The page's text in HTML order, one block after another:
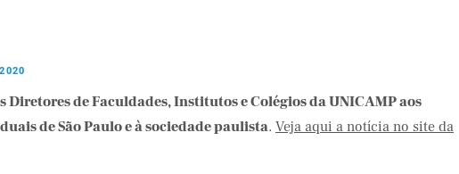
Diretores de Faculdades, Institutos e Colégios da UNICAMP aos
de São Paulo e à sociedade paulista. Veja aqui a notícia no site da